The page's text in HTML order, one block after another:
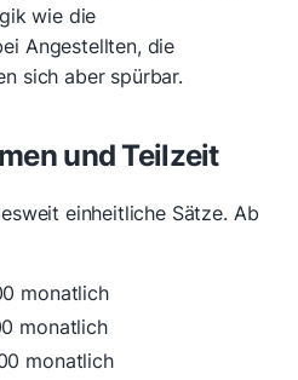
wie die
Angestellten, die
sich aber spürbar.
und Teilzeit
einheitliche Sätze. Ab
monatlich
monatlich
monatlich